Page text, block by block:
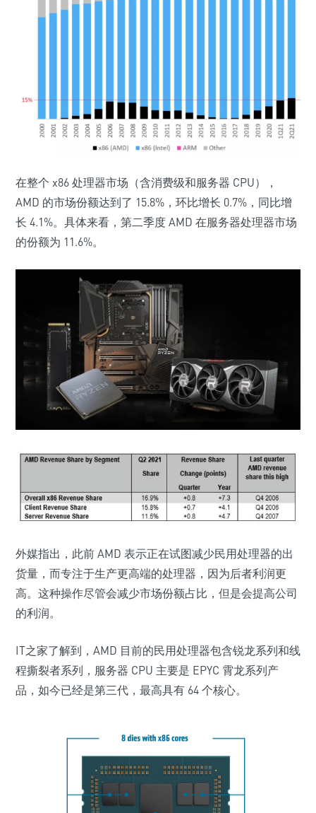
在整个 x86 处理器市场（含消费级和服务器 CPU），
AMD 的市场份额达到了 15.8%，环比增长 0.7%，同比增
长 4.1%。具体来看，第二季度 AMD 在服务器处理器市场
的份额为 11.6%。
外媒指出，此前 AMD 表示正在试图减少民用处理器的出
货量，而专注于生产更高端的处理器，因为后者利润更
高。这种操作尽管会减少市场份额占比，但是会提高公司
的利润。
IT之家了解到，AMD 目前的民用处理器包含锐龙系列和线
程撕裂者系列，服务器 CPU 主要是 EPYC 霄龙系列产
品，如今已经是第三代，最高具有 64 个核心。